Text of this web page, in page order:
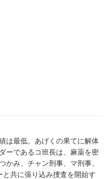
は最低。あげくの果てに解体
ーであるコ班長は、麻薬を密
かみ、チャン刑事、マ刑事、
共に張り込み捜査を開始す